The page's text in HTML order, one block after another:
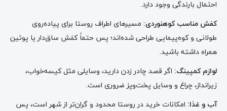
احتمال بارندگی وجود دارد.
کفش مناسب کوهنوردی: مسیرهای اطراف روستا برای پیاده‌روی
طولانی و کوه‌پیمایی طراحی شده‌اند؛ پس حتماً کفش ساق‌دار یا پوتین
همراه داشته باشید.
لوازم کمپینگ: اگر قصد چادر زدن دارید، وسایلی مثل کیسه‌خواب،
زیرانداز، چراغ و وسایل پخت‌وپز ضروری است.
آب و غذا: امکانات خرید در روستا محدود و گران‌تر از شهر است، پس